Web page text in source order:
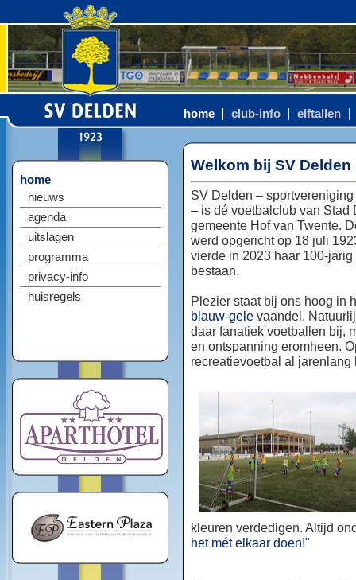
home club-info elftallen
home
nieuws
agenda
uitslagen
programma
privacy-info
huisregels
Welkom bij SV Delden
SV Delden –
– is dé voetbalclub van Stad
gemeente Hof van Twente.
werd opgericht op 18 juli
vierde in 2023 haar 100-jarig
bestaan.
Plezier staat bij ons hoog in
blauw-gele vaandel.
daar fanatiek voetballen bij,
en ontspanning eromheen.
recreatievoetbal al jarenlang
kleuren verdedigen. Altijd
het mét elkaar doen!"